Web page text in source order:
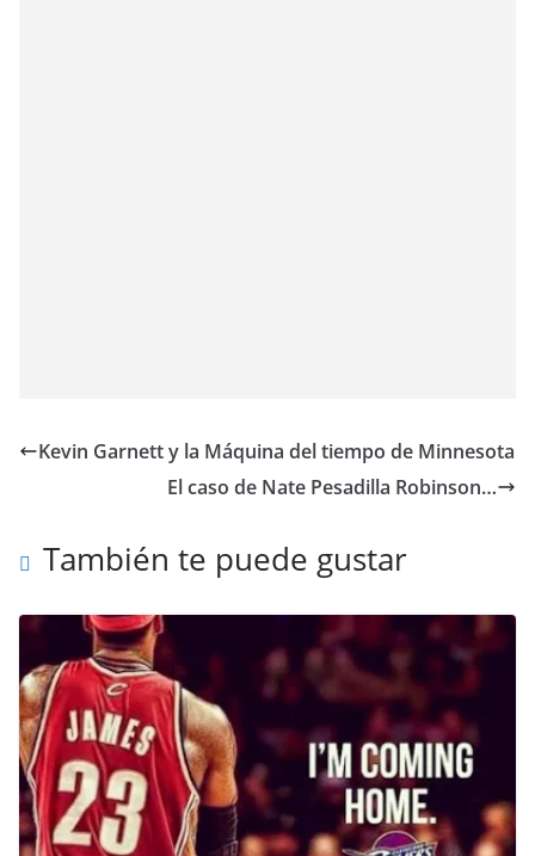
Kevin Garnett y la Máquina del tiempo de Minnesota
El caso de Nate Pesadilla Robinson…
También te puede gustar